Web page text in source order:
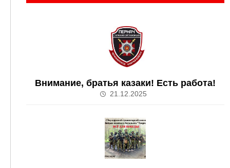
Внимание, братья казаки! Есть работа!
21.12.2025